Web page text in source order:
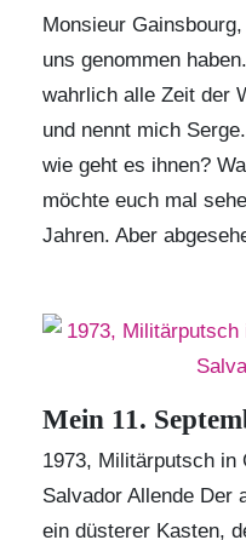
Monsieur
uns genommen
wahrlich alle Zeit der
und nennt mich
wie geht es ihnen?
möchte euch mal
Jahren. Aber
Mein 11.
1973, Militärputsch in
Salvador Allende Der
ein düsterer Kasten,